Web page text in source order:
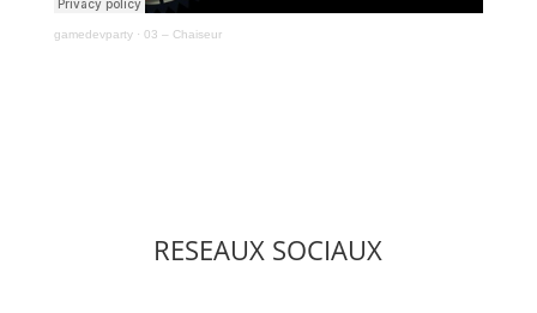
gamedevparty· 03 – Chaiseur
RESEAUX SOCIAUX